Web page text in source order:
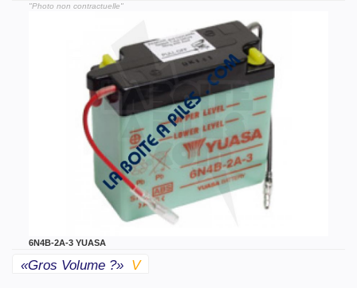
"Photo non contractuelle"
6N4B-2A-3 YUASA
«gros Volume ?» V